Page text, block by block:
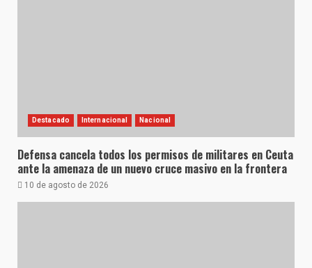
Destacado Internacional Nacional
Defensa cancela todos los permisos de militares en Ceuta
ante la amenaza de un nuevo cruce masivo en la frontera
10 de agosto de 2026